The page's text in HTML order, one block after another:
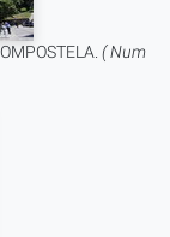
( Num